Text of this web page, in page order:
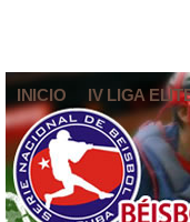
INICIO IV LIGA